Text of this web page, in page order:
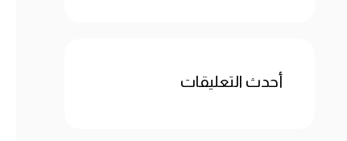
أحدث التعليقات